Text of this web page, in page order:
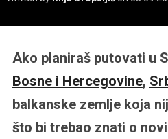
Ako planiraš putovati u
Bosne i Hercegovine,
balkanske zemlje koja
što bi trebao znati o